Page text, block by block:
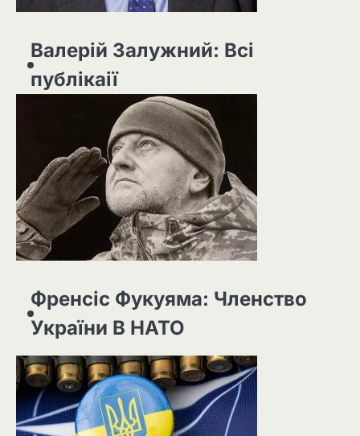
Валерій Залужний: Всі
публікаії
Френсіс Фукуяма: Членство
України В НАТО